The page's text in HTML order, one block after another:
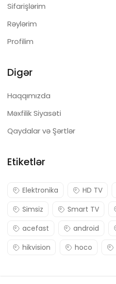
Sifarişlərim
Rəylərim
Profilim
Digər
Haqqımızda
Məxfilik Siyasəti
Qaydalar və Şərtlər
Etiketlər
Elektronika HD TV
Simsiz
Smart TV
acefast
android
hikvision
hoco